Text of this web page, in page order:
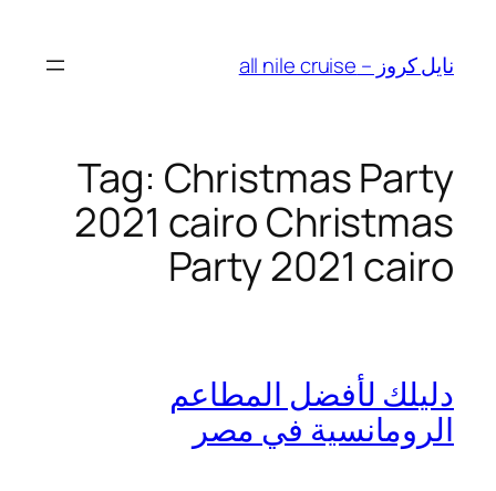
content
نايل كروز – all nile cruise
Tag: Christmas Party
2021 cairo Christmas
Party 2021 cairo
دليلك لأفضل المطاعم
الرومانسية في مصر